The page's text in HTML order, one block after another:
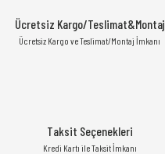
Ücretsiz Kargo/Teslimat&Montaj
Ücretsiz Kargo ve Teslimat/Montaj İmkanı
Taksit Seçenekleri
Kredi Kartı ile Taksit İmkanı